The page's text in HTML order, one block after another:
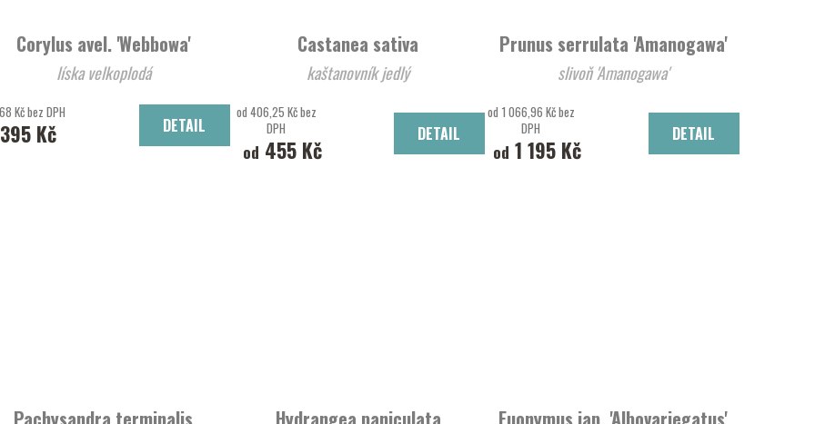
Corylus avel. 'Webbowa'
líska velkoplodá
Kč bez DPH
395 Kč DETAIL
Castanea sativa
kaštanovník jedlý
od 406,25 Kč bez
DPH
od 455 Kč
DETAIL
Prunus serrulata 'Amanogawa'
slivoň 'Amanogawa'
od 1 066,96 Kč bez
DPH
od 1 195 Kč
DETAIL
Pachysandra terminalis
Hydrangea paniculata
Euonymus jap. 'Albovariegatus'